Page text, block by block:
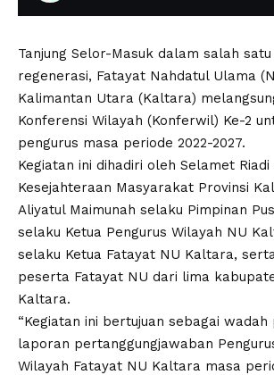
Tanjung Selor-Masuk dalam salah
regenerasi, Fatayat Nahdatul Ulama
Kalimantan Utara (Kaltara)
Konferensi Wilayah (Konferwil) Ke-2
pengurus masa periode 2022-2027.
Kegiatan ini dihadiri oleh Selamet
Kesejahteraan Masyarakat Provinsi
Aliyatul Maimunah selaku Pimpinan
selaku Ketua Pengurus Wilayah NU
selaku Ketua Fatayat NU Kaltara,
peserta Fatayat NU dari lima
Kaltara.
“Kegiatan ini bertujuan sebagai wadah
laporan pertanggungjawaban
Wilayah Fatayat NU Kaltara masa